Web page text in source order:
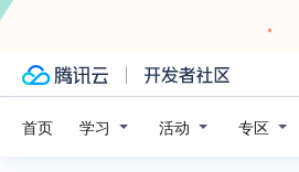
首页 学习 活动 专区